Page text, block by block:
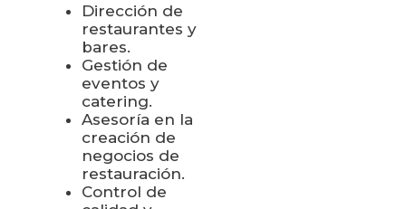
Dirección de
restaurantes y
bares.
Gestión de
eventos y
catering.
Asesoría en la
creación de
negocios de
restauración.
Control de